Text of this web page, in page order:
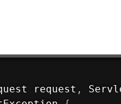
request ,